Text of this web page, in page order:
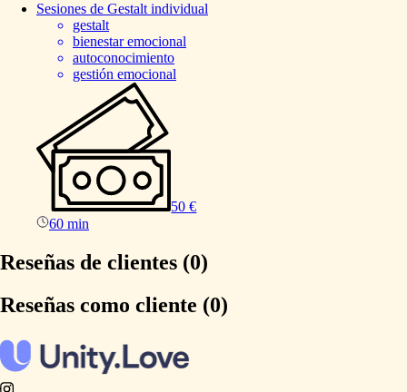
Sesiones de Gestalt individual
gestalt
bienestar emocional
autoconocimiento
gestión emocional
50 €
60 min
Reseñas de clientes (0)
Reseñas como cliente (0)